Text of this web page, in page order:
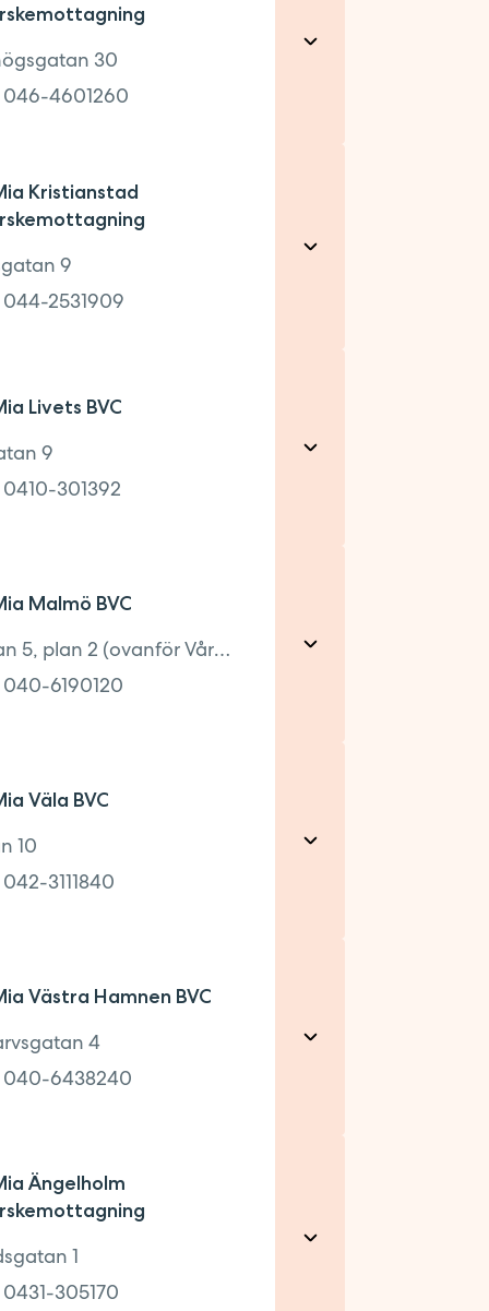
på baksidan (ingång 26B),
grindarna. Du behöver inte
sommarstängt v 29-31.
vanligt! Ni hittar oss under
Väla.
30
046-4601260
Kristianstad
9
044-2531909
16:15
Livets BVC
9
0410-301392
Malmö BVC
Storgatan 5, plan 2 (ovanför Vårdhuset)
040-6190120
Vårdhuset)
Väla BVC
10
042-3111840
Västra Hamnen BVC
4
040-6438240
Ängelholm
1
0431-305170